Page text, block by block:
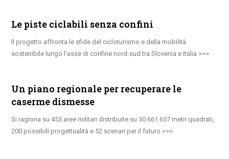
Le piste ciclabili senza confini
Il progetto affronta le sfide del cicloturismo e della mobilità
sostenibile lungo l’asse di confine nord-sud tra Slovenia e Italia
Un piano regionale per recuperare le
caserme dismesse
Si ragiona su 453 aree militari distribuite su 50.661.657 metri quadrati,
200 possibili progettualità e 52 scenari per il futuro